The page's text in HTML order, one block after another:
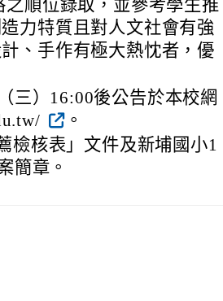
順位錄取，並參考學生推
力特質且對人文社會有強
、手作有極大熱忱者，優
三）16:00後公告於本校網
。
檢核表」文件及新埔國小1
簡章。